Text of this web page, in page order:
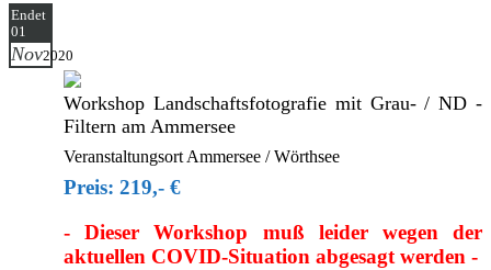
Endet
01
Nov2020
Workshop Landschaftsfotografie mit Grau- / ND -
Filtern am Ammersee
Veranstaltungsort Ammersee / Wörthsee
Preis: 219,- €
- Dieser Workshop muß leider wegen der
aktuellen COVID-Situation abgesagt werden -